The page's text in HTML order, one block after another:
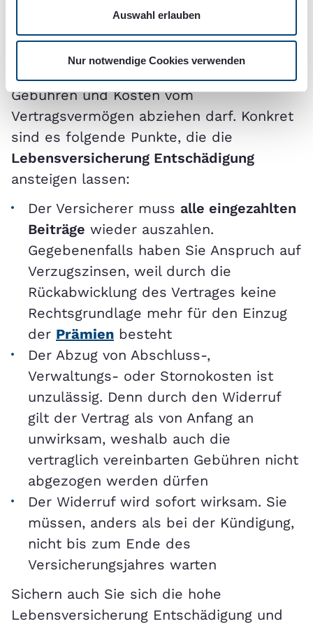
Auswahl erlauben
Nur notwendige Cookies verwenden
Euro über dem Rückkaufswert. Grund
dafür ist, dass der Versicherer auf der
einen Seite mehr auszahlen muss, auf der
anderen Seite aber auch weniger
Gebühren und Kosten vom
Vertragsvermögen abziehen darf. Konkret
sind es folgende Punkte, die die
Lebensversicherung Entschädigung
ansteigen lassen:
Der Versicherer muss alle eingezahlten
Beiträge wieder auszahlen.
Gegebenenfalls haben Sie Anspruch auf
Verzugszinsen, weil durch die
Rückabwicklung des Vertrages keine
Rechtsgrundlage mehr für den Einzug
der Prämien besteht
Der Abzug von Abschluss-,
Verwaltungs- oder Stornokosten ist
unzulässig. Denn durch den Widerruf
gilt der Vertrag als von Anfang an
unwirksam, weshalb auch die
vertraglich vereinbarten Gebühren nicht
abgezogen werden dürfen
Der Widerruf wird sofort wirksam. Sie
müssen, anders als bei der Kündigung,
nicht bis zum Ende des
Versicherungsjahres warten
Sichern auch Sie sich die hohe
Lebensversicherung Entschädigung und